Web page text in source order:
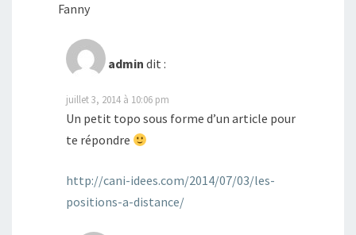
Fanny
admin dit :
juillet 3, 2014 à 10:06 pm
Un petit topo sous forme d’un article pour
te répondre
http://cani-idees.com/2014/07/03/les-
positions-a-distance/